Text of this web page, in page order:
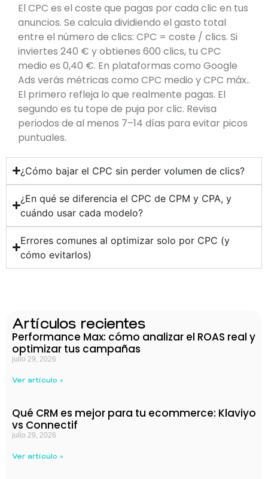
El CPC es el coste que pagas por cada clic en tus
anuncios. Se calcula dividiendo el gasto total
entre el número de clics: CPC = coste / clics. Si
inviertes 240 € y obtienes 600 clics, tu CPC
medio es 0,40 €. En plataformas como Google
Ads verás métricas como CPC medio y CPC máx..
El primero refleja lo que realmente pagas. El
segundo es tu tope de puja por clic. Revisa
periodos de al menos 7–14 días para evitar picos
puntuales.
¿Cómo bajar el CPC sin perder volumen de clics?
¿En qué se diferencia el CPC de CPM y CPA, y
cuándo usar cada modelo?
Errores comunes al optimizar solo por CPC (y
cómo evitarlos)
Artículos recientes
Performance Max: cómo analizar el ROAS real y
optimizar tus campañas
julio 29, 2026
Ver artículo »
Qué CRM es mejor para tu ecommerce: Klaviyo
vs Connectif
julio 29, 2026
Ver artículo »